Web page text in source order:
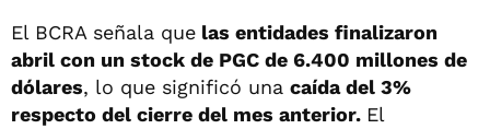
El BCRA señala que las entidades finalizaron
abril con un stock de PGC de 6.400 millones de
dólares, lo que significó una caída del 3%
respecto del cierre del mes anterior. El